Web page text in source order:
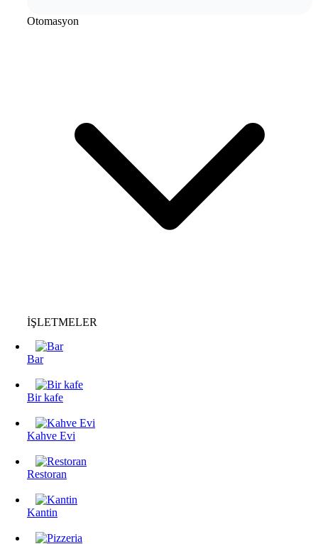
Otomasyon
İŞLETMELER
Bar
Bir kafe
Kahve Evi
Restoran
Kantin